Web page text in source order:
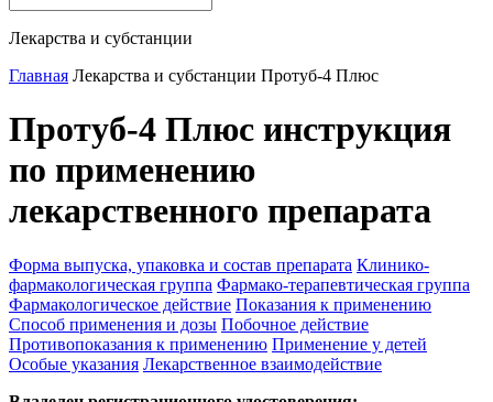
Лекарства и субстанции
Главная Лекарства и субстанции Протуб-4 Плюс
Протуб-4 Плюс инструкция
по применению
лекарственного препарата
Форма выпуска, упаковка и состав препарата Клинико-
фармакологическая группа Фармако-терапевтическая группа
Фармакологическое действие Показания к применению
Способ применения и дозы Побочное действие
Противопоказания к применению Применение у детей
Особые указания Лекарственное взаимодействие